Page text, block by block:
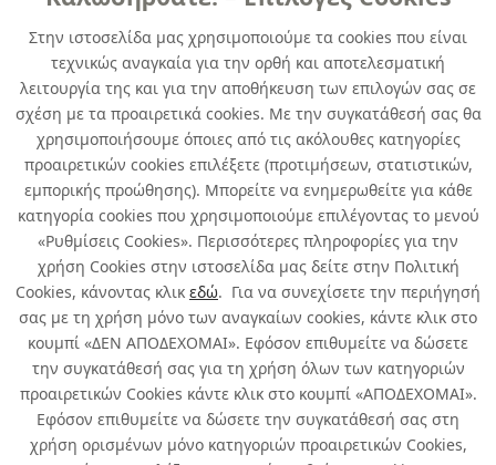
Στην ιστοσελίδα μας χρησιμοποιούμε τα cookies που είναι
τεχνικώς αναγκαία για την ορθή και αποτελεσματική
λειτουργία της και για την αποθήκευση των επιλογών σας σε
σχέση με τα προαιρετικά cookies. Με την συγκατάθεσή σας θα
χρησιμοποιήσουμε όποιες από τις ακόλουθες κατηγορίες
προαιρετικών cookies επιλέξετε (προτιμήσεων, στατιστικών,
εμπορικής προώθησης). Μπορείτε να ενημερωθείτε για κάθε
κατηγορία cookies που χρησιμοποιούμε επιλέγοντας το μενού
«Ρυθμίσεις Cookies». Περισσότερες πληροφορίες για την
χρήση Cookies στην ιστοσελίδα μας δείτε στην Πολιτική
Cookies, κάνοντας κλικ εδώ. Για να συνεχίσετε την περιήγησή
σας με τη χρήση μόνο των αναγκαίων cookies, κάντε κλικ στο
κουμπί «ΔΕΝ ΑΠΟΔΕΧΟΜΑΙ». Εφόσον επιθυμείτε να δώσετε
την συγκατάθεσή σας για τη χρήση όλων των κατηγοριών
προαιρετικών Cookies κάντε κλικ στο κουμπί «ΑΠΟΔΕΧΟΜΑΙ».
Εφόσον επιθυμείτε να δώσετε την συγκατάθεσή σας στη
χρήση ορισμένων μόνο κατηγοριών προαιρετικών Cookies,
ΓENIKHΣ XPHΣHΣ
DUPLICOLOR PRIMA RAL 4008 signal
violet glossy 400 ml
κωδ. 110055821
6τμχ/ συσκευασία
Άμεσα Διαθέσιμο
Σχετικά με εμάς
Χρήσιμα